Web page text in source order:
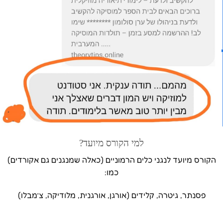
למי הקורס מיועד?
הקורס מיועד לנגני כלים הרמוניים (כאלה שמנגנים גם אקורדים)
כמו:
פסנתר, גיטרה, קלידים (אורגן, אורגנית, מלודיקה, צ’מבלו)